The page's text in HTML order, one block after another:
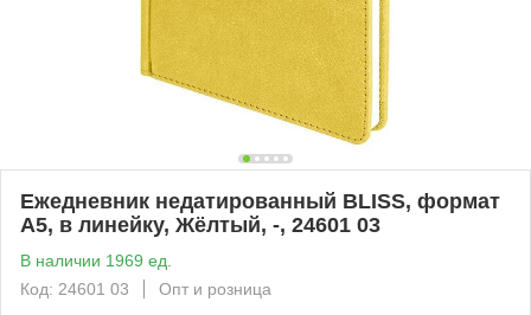
Ежедневник недатированный BLISS, формат
А5, в линейку, Жёлтый, -, 24601 03
В наличии 1969 ед.
Код: 24601 03
Опт и розница